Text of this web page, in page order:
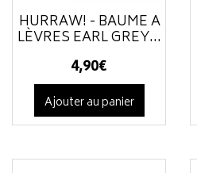
HURRAW! - BAUME À
LÈVRES EARL GREY...
4,90€
Ajouter au panier